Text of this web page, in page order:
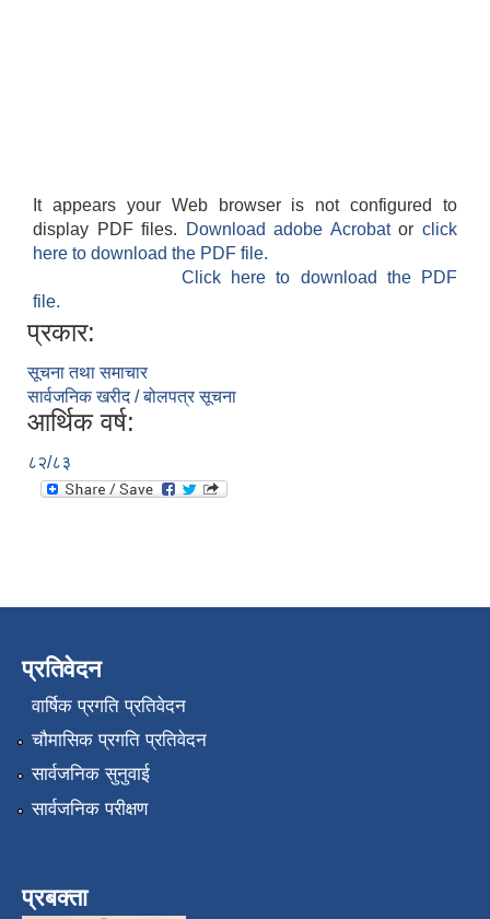
It appears your Web browser is not configured to
display PDF files.
Download adobe Acrobatorclick
here to download the PDF file.
Click here to download the PDF
file.
प्रकार:
सूचना तथा समाचार
सार्वजनिक खरीद / बोलपत्र सूचना
आर्थिक वर्ष:
८२/८३
प्रतिवेदन
वार्षिक प्रगति प्रतिवेदन
चौमासिक प्रगति प्रतिवेदन
सार्वजनिक सुनुवाई
सार्वजनिक परीक्षण
प्रबक्ता